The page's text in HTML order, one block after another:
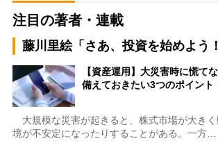
注目の著者・連載
藤川里絵「さあ、投資を始めよう
【資産運用】大災害時に慌て
備えておきたい3つのポイン
大規模な災害が起きると、株式市場が大き
境が不安定になったりすることがある。一方…